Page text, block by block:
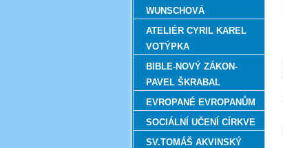
WUNSCHOVÁ
ATELIÉR CYRIL KAREL
VOTÝPKA
BIBLE-NOVÝ ZÁKON-
PAVEL ŠKRABAL
EVROPANÉ EVROPANŮM
SOCIÁLNÍ UČENÍ CÍRKVE
SV.TOMÁŠ AKVINSKÝ